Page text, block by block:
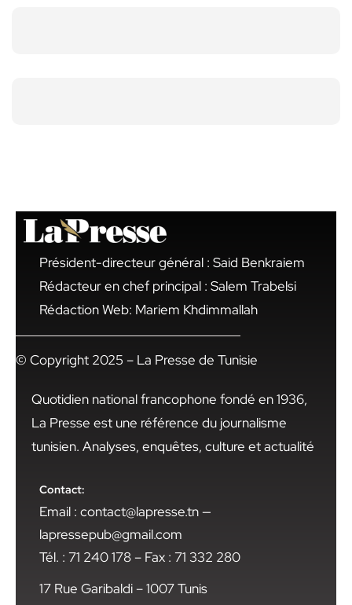
Président-directeur général : Said Benkraiem
Rédacteur en chef principal : Salem Trabelsi
Rédaction Web: Mariem Khdimmallah
© Copyright 2025 – La Presse de Tunisie
Quotidien national francophone fondé en 1936,
La Presse est une référence du journalisme
tunisien. Analyses, enquêtes, culture et actualité
Contact:
Email : contact@lapresse.tn —
lapressepub@gmail.com
Tél. : 71 240 178 – Fax : 71 332 280
17 Rue Garibaldi – 1007 Tunis